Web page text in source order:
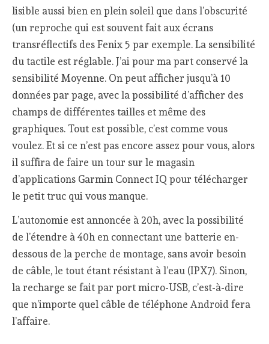
lisible aussi bien en plein soleil que dans l’obscurité
(un reproche qui est souvent fait aux écrans
transréflectifs des Fenix 5 par exemple. La sensibilité
du tactile est réglable. J’ai pour ma part conservé la
sensibilité Moyenne. On peut afficher jusqu’à 10
données par page, avec la possibilité d’afficher des
champs de différentes tailles et même des
graphiques. Tout est possible, c’est comme vous
voulez. Et si ce n’est pas encore assez pour vous, alors
il suffira de faire un tour sur le magasin
d’applications Garmin Connect IQ pour télécharger
le petit truc qui vous manque.
L’autonomie est annoncée à 20h, avec la possibilité
de l’étendre à 40h en connectant une batterie en-
dessous de la perche de montage, sans avoir besoin
de câble, le tout étant résistant à l’eau (IPX7). Sinon,
la recharge se fait par port micro-USB, c’est-à-dire
que n’importe quel câble de téléphone Android fera
l’affaire.